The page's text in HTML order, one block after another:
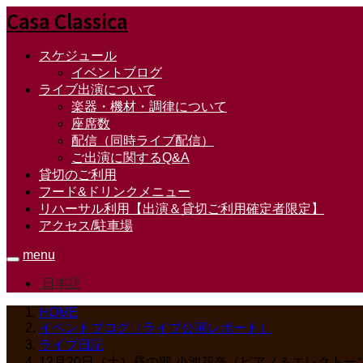
Casa Classica
スケジュール
イベントブログ
ライブ出演について
楽器・機材・調律について
座席数
配信（同時ライブ配信）
ご出演に関するQ&A
貸切のご利用
フード&ドリンクメニュー
リハーサル利用【出演＆貸切ご利用確定者限定】
アクセス/駐車場
menu
日本語
HOME
イベントブログ（ライブ公演レポート）
ライブ日記